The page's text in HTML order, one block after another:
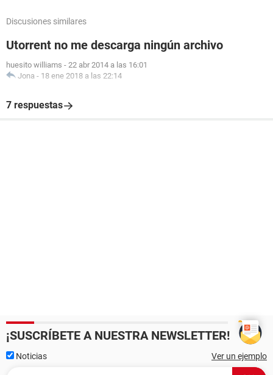
Discusiones similares
Utorrent no me descarga ningún archivo
huesito williams - 22 abr 2014 a las 16:01
Jona - 18 ene 2018 a las 22:14
7 respuestas
¡SUSCRÍBETE A NUESTRA NEWSLETTER!
Noticias Ver un ejemplo